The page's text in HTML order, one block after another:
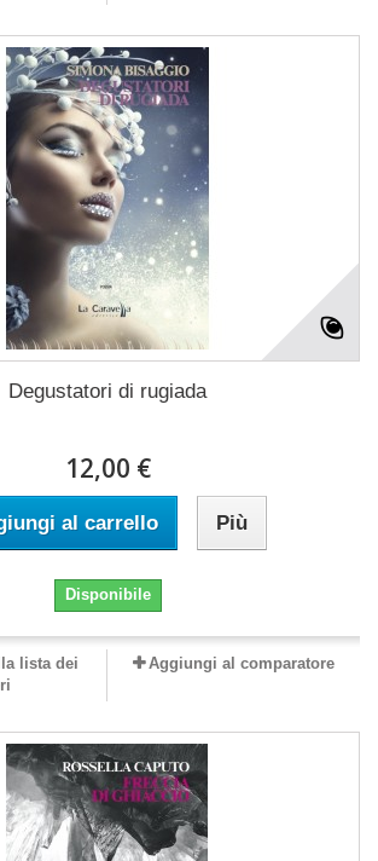
Degustatori di rugiada
12,00 €
al carrello Più
Disponibile
lista dei
Aggiungi al comparatore